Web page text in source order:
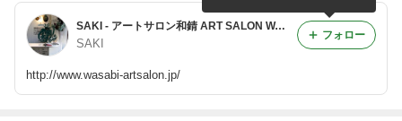
SAKI - アートサロン和錆 ART SALON WASABI 徒然ブログ
SAKI
http://www.wasabi-artsalon.jp/
フォロー